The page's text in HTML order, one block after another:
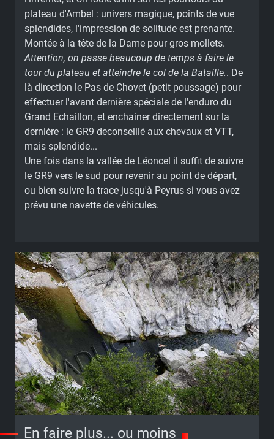
plateau d'Ambel : univers magique, points de vue
splendides, l'impression de solitude est prenante.
Montée à la tête de la Dame pour gros mollets.
Attention, on passe beaucoup de temps à faire le
tour du plateau et atteindre le col de la Bataille.. De
là direction le Pas de Chovet (petit poussage) pour
effectuer l'avant dernière spéciale de l'enduro du
Grand Echaillon, et enchainer directement sur la
dernière : le GR9 deconseillé aux chevaux et VTT,
mais splendide...
Une fois dans la vallée de Léoncel il suffit de suivre
le GR9 vers le sud pour revenir au point de départ,
ou bien suivre la trace jusqu'à Peyrus si vous avez
prévu une navette de véhicules.
En faire plus... ou moins